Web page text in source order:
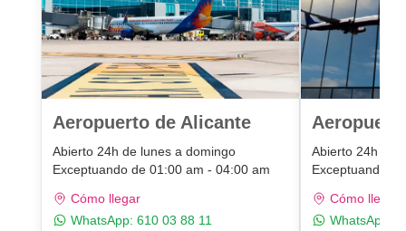
Aeropuerto de Alicante
Abierto 24h de lunes a domingo
Exceptuando de 01:00 am - 04:00 am
Cómo llegar
WhatsApp: 610 03 88 11
Abierto 24h de
Exceptuando
Cómo llegar
WhatsApp: